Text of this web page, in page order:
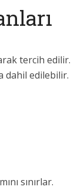
tercih edilir.
dahil edilebilir.
sınırlar.